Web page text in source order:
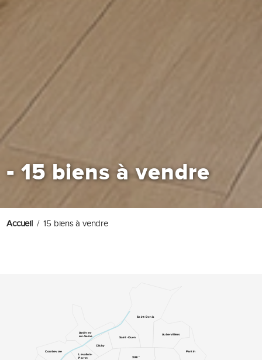
- 15 biens à vendre
Accueil 15 biens à vendre
XVIII e
Asnières-
sur-Seine
Aubervilliers
Clichy
Courbevoie
Levallois-
Perret
Pantin
Saint-Denis
Saint-Ouen